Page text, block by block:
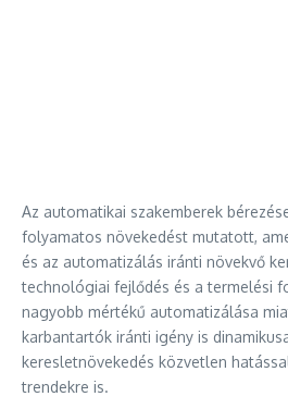
Az automatikai szakemberek
folyamatos növekedést mutatott,
és az automatizálás iránti növekvő
technológiai fejlődés és a termelési
nagyobb mértékű automatizálása
karbantartók iránti igény is
keresletnövekedés közvetlen
trendekre is.